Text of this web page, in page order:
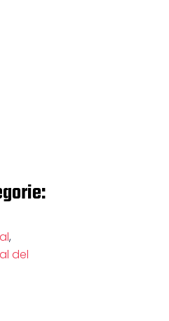
,
del